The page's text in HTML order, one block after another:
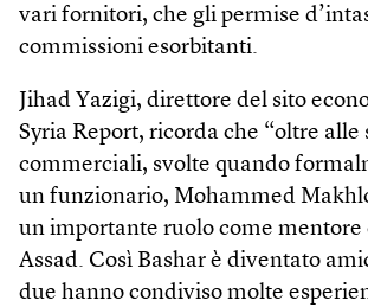
vari fornitori, che gli permise
commissioni esorbitanti.
Jihad Yazigi, direttore del sito
Syria Report, ricorda che “oltre alle
commerciali, svolte quando
un funzionario, Mohammed
un importante ruolo come mentore
Assad. Così Bashar è diventato
due hanno condiviso molte